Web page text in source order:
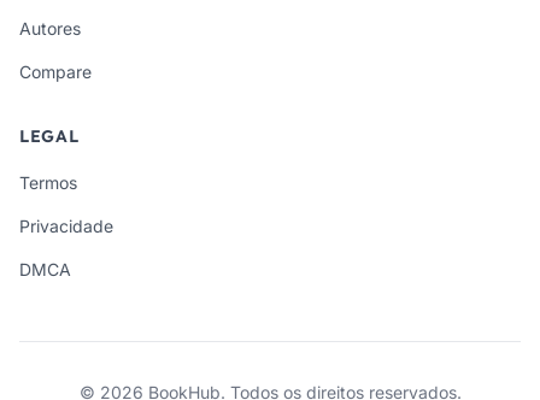
Autores
Compare
LEGAL
Termos
Privacidade
DMCA
© 2026 BookHub. Todos os direitos reservados.